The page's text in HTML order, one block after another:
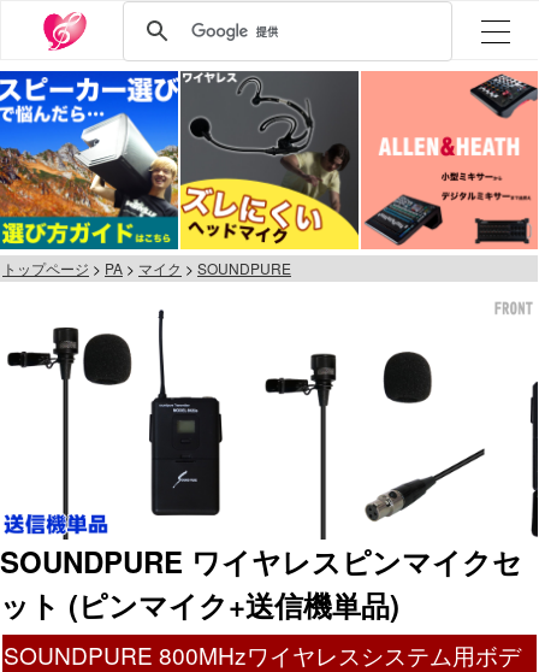
トップページ PA マイク SOUNDPURE
SOUNDPURE ワイヤレスピンマイクセ
ット (ピンマイク+送信機単品)
SOUNDPURE 800MHzワイヤレスシステム用ボデ